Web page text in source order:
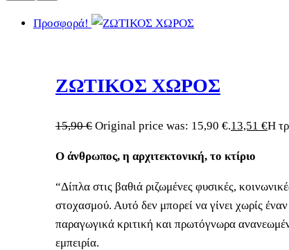
Προσφορά!
ΖΩΤΙΚΟΣ ΧΩΡΟΣ
15,90€ Original price was: 15,90 €.13,51 €Η
Ο άνθρωπος, η αρχιτεκτονική, το κτίριο
“Δίπλα στις βαθιά ριζωμένες φυσικές,
στοχασμού. Αυτό δεν μπορεί να γίνει χωρίς
παραγωγικά κριτική και πρωτόγνωρα
εμπειρία.